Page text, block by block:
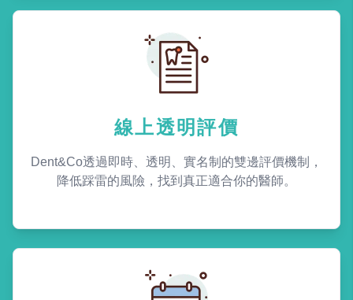
線上透明評價
Dent&Co透過即時、透明、實名制的雙邊評價機制，
降低踩雷的風險，找到真正適合你的醫師。